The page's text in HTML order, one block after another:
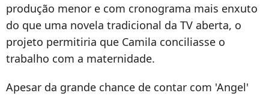
produção menor e com cronograma mais enxuto
do que uma novela tradicional da TV aberta, o
projeto permitiria que Camila conciliasse o
trabalho com a maternidade.
Apesar da grande chance de contar com 'Angel'